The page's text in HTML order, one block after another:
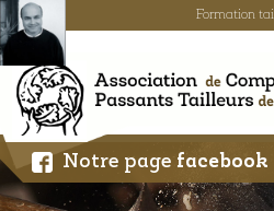
Formation
Skip
to
content
Notre page facebook